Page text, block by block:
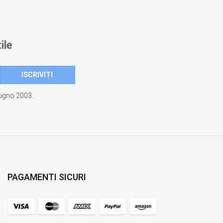
2003.
PAGAMENTI SICURI